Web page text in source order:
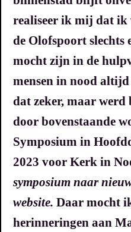
realiseer ik mij dat
de Olofspoort slechts
mocht zijn in de
mensen in nood
dat zeker, maar
door bovenstaande
Symposium in
2023 voor Kerk in
symposium naar
website. Daar mocht
herinneringen aan